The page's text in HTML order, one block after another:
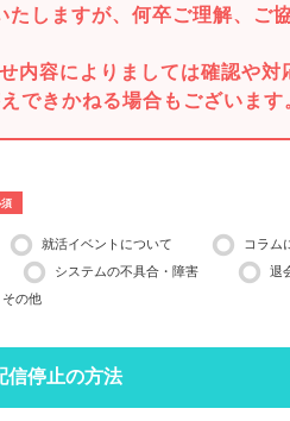
たしますが、何卒ご理解、ご
内容によりましては確認や
できかねる場合もございます
就活イベントについて コラム
システムの不具合・障害 退
その他
信停止の方法